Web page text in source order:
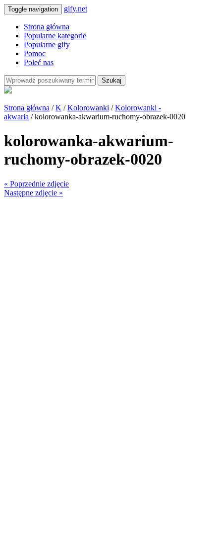
Toggle navigation gify.net
Strona główna
Popularne kategorie
Popularne gify
Pomoc
Poleć nas
Szukaj
Strona główna /K /Kolorowanki /Kolorowanki -
akwaria / kolorowanka-akwarium-ruchomy-obrazek-0020
kolorowanka-akwarium-
ruchomy-obrazek-0020
« Poprzednie zdjęcie
Następne zdjęcie »